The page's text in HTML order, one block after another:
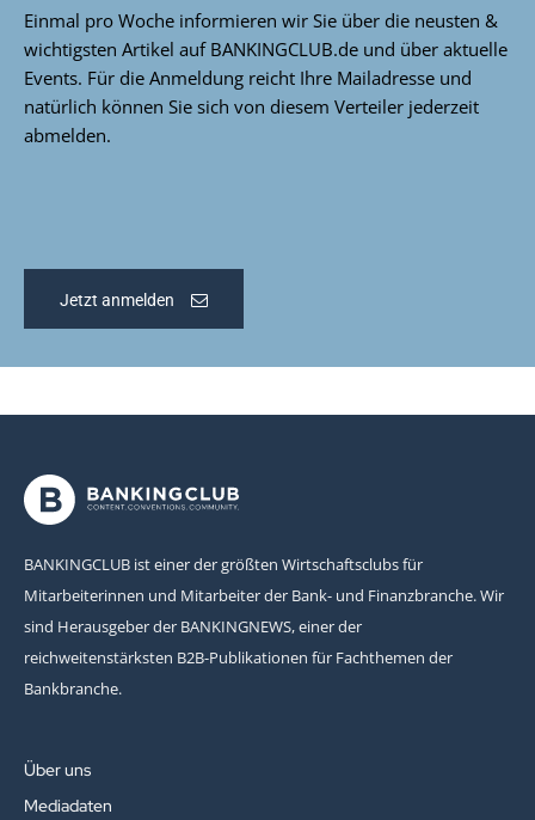
Einmal pro Woche informieren wir Sie über die neusten &
wichtigsten Artikel auf BANKINGCLUB.de und über aktuelle
Events. Für die Anmeldung reicht Ihre Mailadresse und
natürlich können Sie sich von diesem Verteiler jederzeit
abmelden.
Jetzt anmelden
BANKINGCLUB ist einer der größten Wirtschaftsclubs für
Mitarbeiterinnen und Mitarbeiter der Bank- und Finanzbranche. Wir
sind Herausgeber der BANKINGNEWS, einer der
reichweitenstärksten B2B-Publikationen für Fachthemen der
Bankbranche.
Über uns
Mediadaten